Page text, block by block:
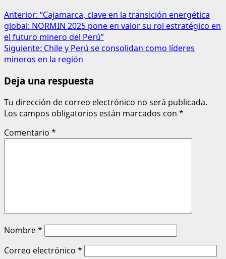
Anterior: “Cajamarca, clave en la transición energética
global: NORMIN 2025 pone en valor su rol estratégico en
el futuro minero del Perú”
Siguiente: Chile y Perú se consolidan como líderes
mineros en la región
Deja una respuesta
Tu dirección de correo electrónico no será publicada.
Los campos obligatorios están marcados con *
Comentario *
Nombre*
Correo electrónico *